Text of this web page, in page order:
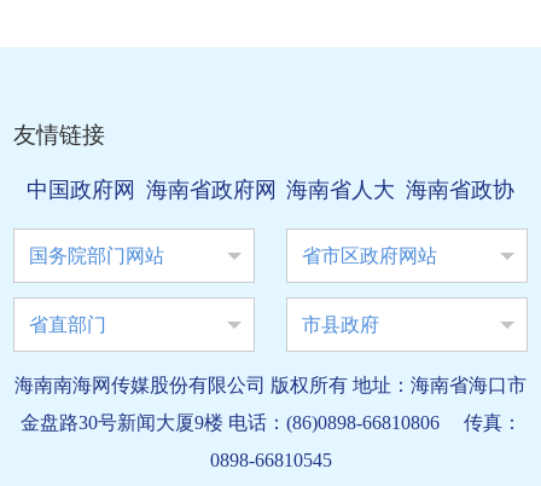
友情链接
中国政府网 海南省政府网 海南省人大 海南省政协
国务院部门网站 省市区政府网站
省直部门 市县政府
海南南海网传媒股份有限公司 版权所有 地址：海南省海口市
金盘路30号新闻大厦9楼 电话：(86)0898-66810806 传真：
0898-66810545